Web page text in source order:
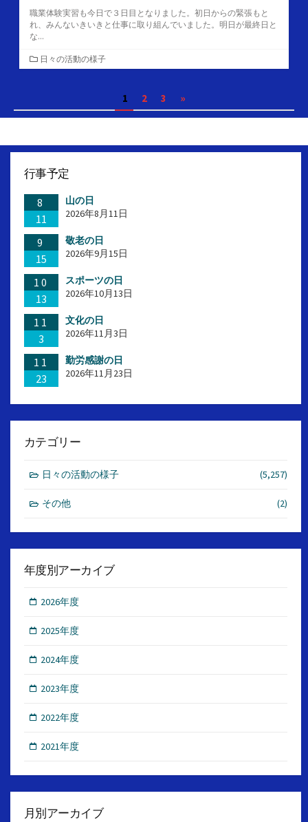
職業体験実習も今日で３日目となりました。初日からの緊張もと
れ、みんないきいきと仕事に取り組んでいました。明日が最終日と
な...
カ
テ
ー
日々の活動の様子
稿
ー
ジ
送
り
1 2 3 »
行事予定
8
11
山の日
2026年8月11日
9
15
敬老の日
2026年9月15日
10
13
スポーツの日
2026年10月13日
11
3
文化の日
2026年11月3日
11
23
勤労感謝の日
2026年11月23日
カテゴリー
日々の活動の様子 (5,257)
その他 (2)
年度別アーカイブ
2026年度
2025年度
2024年度
2023年度
2022年度
2021年度
月別アーカイブ